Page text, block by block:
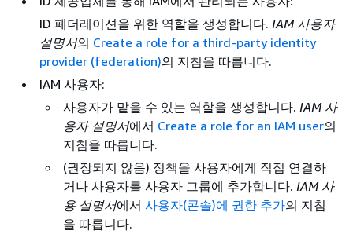
ID 페더레이션을 위한 역할을 생성합니다. IAM 사용자
설명서의 Create a role for a third-party identity
provider (federation)의 지침을 따릅니다.
IAM 사용자:
사용자가 맡을 수 있는 역할을 생성합니다. IAM 사
용자 설명서에서 Create a role for an IAM user의
지침을 따릅니다.
(권장되지 않음) 정책을 사용자에게 직접 연결하
거나 사용자를 사용자 그룹에 추가합니다. IAM 사
용 설명서에서 사용자(콘솔)에 권한 추가의 지침
을 따릅니다.